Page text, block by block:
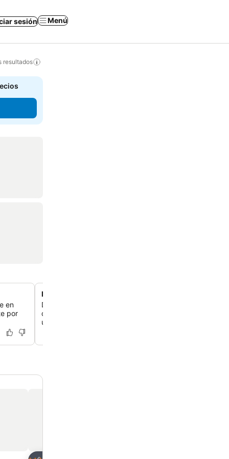
sesión Menú
resultados
en
por
Estilo arquitectónico rústico y con encanto
Descubre un hotel con un estilo arquitectónico rústico
decoración elegante y plantas exuberantes, que crean
único y acogedor para ti.